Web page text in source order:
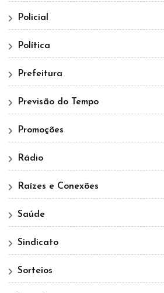
Policial
Política
Prefeitura
Previsão do Tempo
Promoções
Rádio
Raízes e Conexões
Saúde
Sindicato
Sorteios